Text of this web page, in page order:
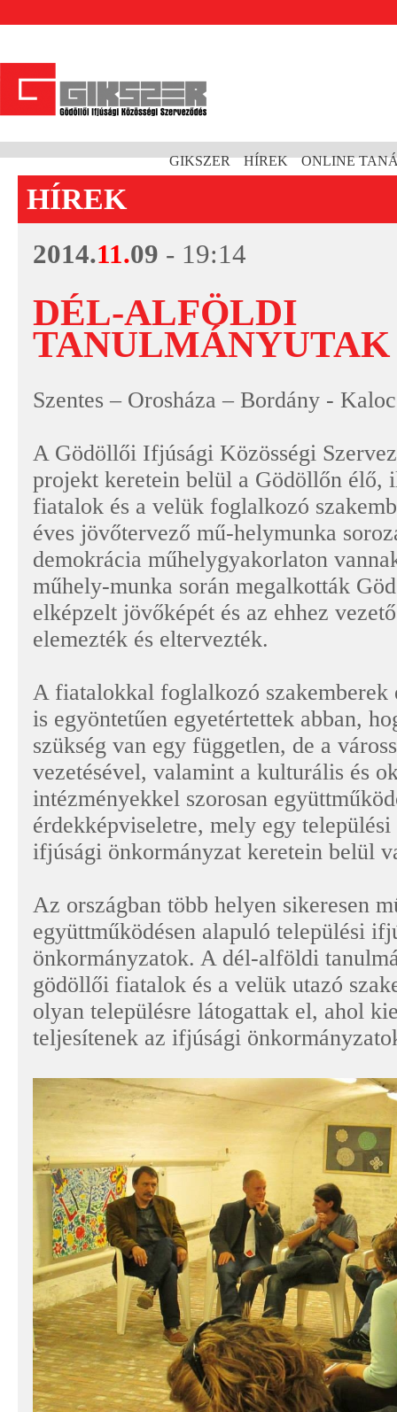
GIKSZER HÍREK ONLINE
HÍREK
2014.11.09 - 19:14
DÉL-ALFÖLDI
TANULMÁNYUTAK
Szentes – Orosháza – Bordány -
A Gödöllői Ifjúsági Közösségi
projekt keretein belül a Gödöllőn élő,
fiatalok és a velük foglalkozó
éves jövőtervező mű-helymunka
demokrácia műhelygyakorlaton
műhely-munka során megalkották
elképzelt jövőképét és az ehhez
elemezték és eltervezték.
A fiatalokkal foglalkozó szakemberek
is egyöntetűen egyetértettek abban,
szükség van egy független, de a
vezetésével, valamint a kulturális és
intézményekkel szorosan
érdekképviseletre, mely egy
ifjúsági önkormányzat keretein belül
Az országban több helyen sikeresen
együttműködésen alapuló települési
önkormányzatok. A dél-alföldi
gödöllői fiatalok és a velük utazó
olyan településre látogattak el, ahol
teljesítenek az ifjúsági